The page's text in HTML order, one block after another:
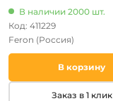
В наличии 2000 шт.
Код: 411229
Feron (Россия)
В корзину
Заказ в 1 клик